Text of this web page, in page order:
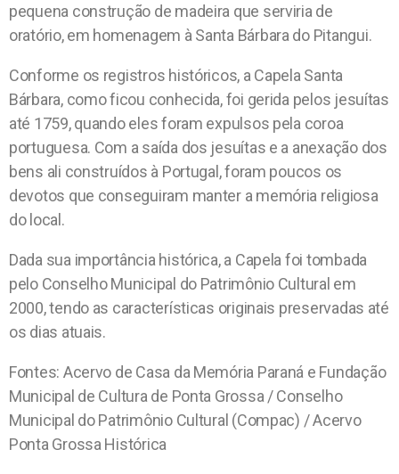
pequena construção de madeira que serviria de
oratório, em homenagem à Santa Bárbara do Pitangui.
Conforme os registros históricos, a Capela Santa
Bárbara, como ficou conhecida, foi gerida pelos jesuítas
até 1759, quando eles foram expulsos pela coroa
portuguesa. Com a saída dos jesuítas e a anexação dos
bens ali construídos à Portugal, foram poucos os
devotos que conseguiram manter a memória religiosa
do local.
Dada sua importância histórica, a Capela foi tombada
pelo Conselho Municipal do Patrimônio Cultural em
2000, tendo as características originais preservadas até
os dias atuais.
Fontes: Acervo de Casa da Memória Paraná e Fundação
Municipal de Cultura de Ponta Grossa / Conselho
Municipal do Patrimônio Cultural (Compac) / Acervo
Ponta Grossa Histórica